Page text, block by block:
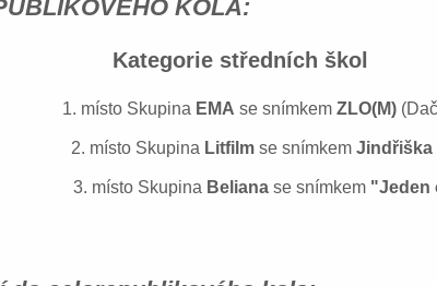
KOLA:
středních škol
Skupina EMA se snímkem ZLO(M)
2. místo Skupina Litfilm se snímkem Jindřiška
3. místo Skupina Beliana se snímkem "Jeden